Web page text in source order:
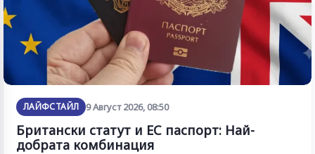
ЛАЙФСТАЙЛ 9 Август 2026, 08:50
Британски статут и ЕС паспорт: Най-
добрата комбинация